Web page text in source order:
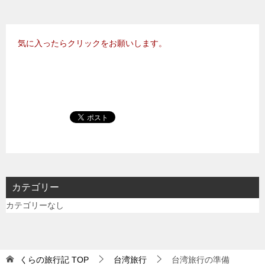
気に入ったらクリックをお願いします。
カテゴリー
カテゴリーなし
くらの旅行記 TOP 台湾旅行 台湾旅行の準備